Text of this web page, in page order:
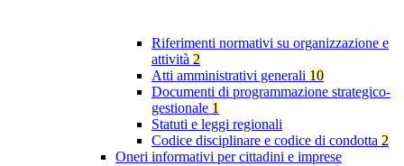
Riferimenti normativi su organizzazione e
attività 2
Atti amministrativi generali 10
Documenti di programmazione strategico-
gestionale 1
Statuti e leggi regionali
Codice disciplinare e codice di condotta 2
Oneri informativi per cittadini e imprese